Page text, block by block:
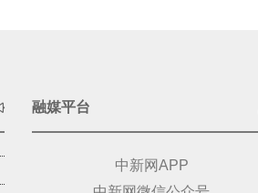
融媒平台
中新网APP